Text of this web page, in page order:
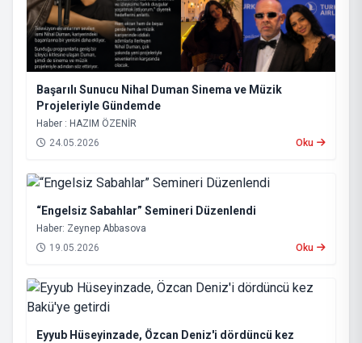
Başarılı Sunucu Nihal Duman Sinema ve Müzik
Projeleriyle Gündemde
Haber : HAZIM ÖZENİR
24.05.2026
Oku
“Engelsiz Sabahlar” Semineri Düzenlendi
Haber: Zeynep Abbasova
19.05.2026
Oku
Eyyub Hüseyinzade, Özcan Deniz'i dördüncü kez